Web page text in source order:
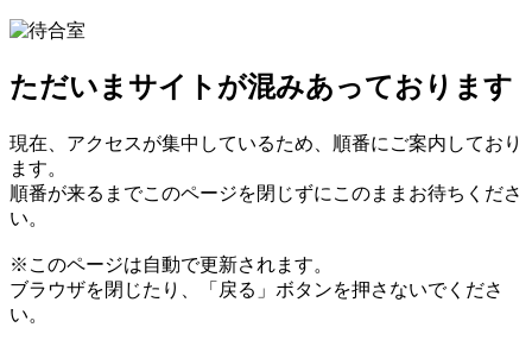
ただいまサイトが混みあっております
現在、アクセスが集中しているため、順番にご案内しており
ます。
順番が来るまでこのページを閉じずにこのままお待ちくださ
い。
※このページは自動で更新されます。
ブラウザを閉じたり、「戻る」ボタンを押さないでくださ
い。